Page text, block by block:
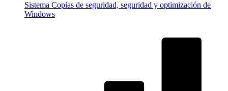
Sistema Copias de seguridad, seguridad y optimización de
Windows